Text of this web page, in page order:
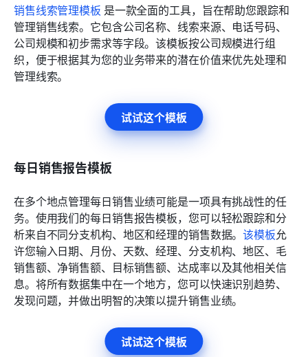
销售线索管理模板 是一款全面的工具，旨在帮助您跟踪和
管理销售线索。它包含公司名称、线索来源、电话号码、
公司规模和初步需求等字段。该模板按公司规模进行组
织，便于根据其为您的业务带来的潜在价值来优先处理和
管理线索。
试试这个模板
每日销售报告模板
在多个地点管理每日销售业绩可能是一项具有挑战性的任
务。使用我们的每日销售报告模板，您可以轻松跟踪和分
析来自不同分支机构、地区和经理的销售数据。该模板允
许您输入日期、月份、天数、经理、分支机构、地区、毛
销售额、净销售额、目标销售额、达成率以及其他相关信
息。将所有数据集中在一个地方，您可以快速识别趋势、
发现问题，并做出明智的决策以提升销售业绩。
试试这个模板